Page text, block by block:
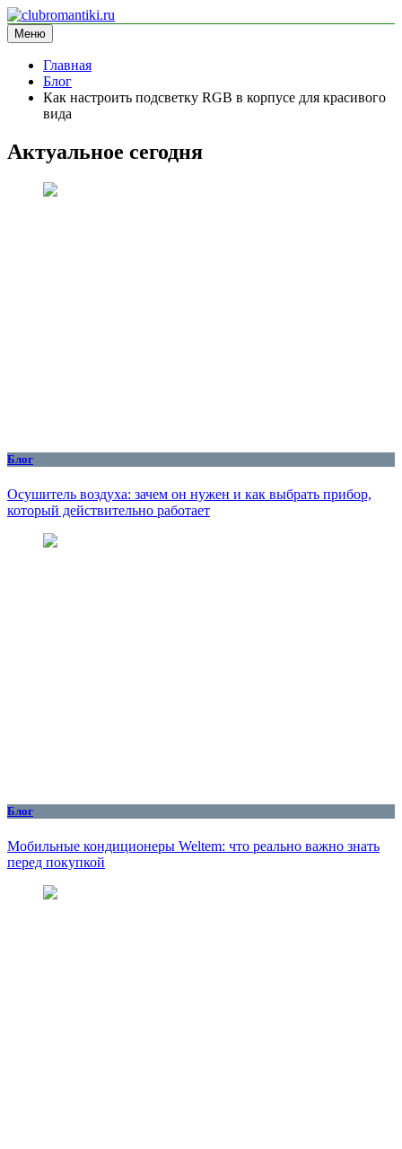
Перейти
к
содержимому
clubromantiki.ru
информационный сайт
Меню
Главная
Блог
Как настроить подсветку RGB в корпусе для красивого
вида
Актуальное сегодня
Блог
Осушитель воздуха: зачем он нужен и как выбрать прибор,
который действительно работает
Блог
Мобильные кондиционеры Weltem: что реально важно знать
перед покупкой